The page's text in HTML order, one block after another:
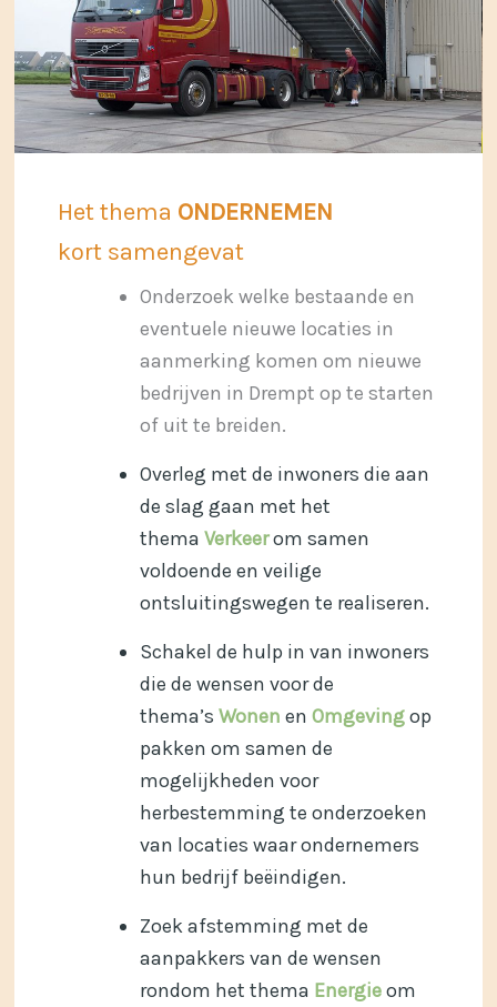
Het thema ONDERNEMEN
kort samengevat
Onderzoek welke bestaande en
eventuele nieuwe locaties in
aanmerking komen om nieuwe
bedrijven in Drempt op te starten
of uit te breiden.
Overleg met de inwoners die aan
de slag gaan met het
thema Verkeerom samen
voldoende en veilige
ontsluitingswegen te realiseren.
Schakel de hulp in van inwoners
die de wensen voor de
thema’s Wonen en Omgevingop
pakken om samen de
mogelijkheden voor
herbestemming te onderzoeken
van locaties waar ondernemers
hun bedrijf beëindigen.
Zoek afstemming met de
aanpakkers van de wensen
rondom het thema Energieom